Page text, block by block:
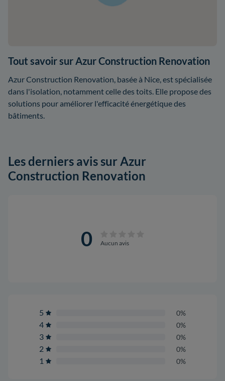
Tout savoir sur Azur Construction Renovation
Azur Construction Renovation, basée à Nice, est spécialisée
dans l'isolation, notamment celle des toits. Elle propose des
solutions pour améliorer l'efficacité énergétique des
bâtiments.
Les derniers avis sur Azur
Construction Renovation
0 Aucun avis
5 0%
4 0%
3 0%
2 0%
1 0%